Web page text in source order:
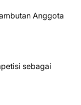
Anggota
sebagai